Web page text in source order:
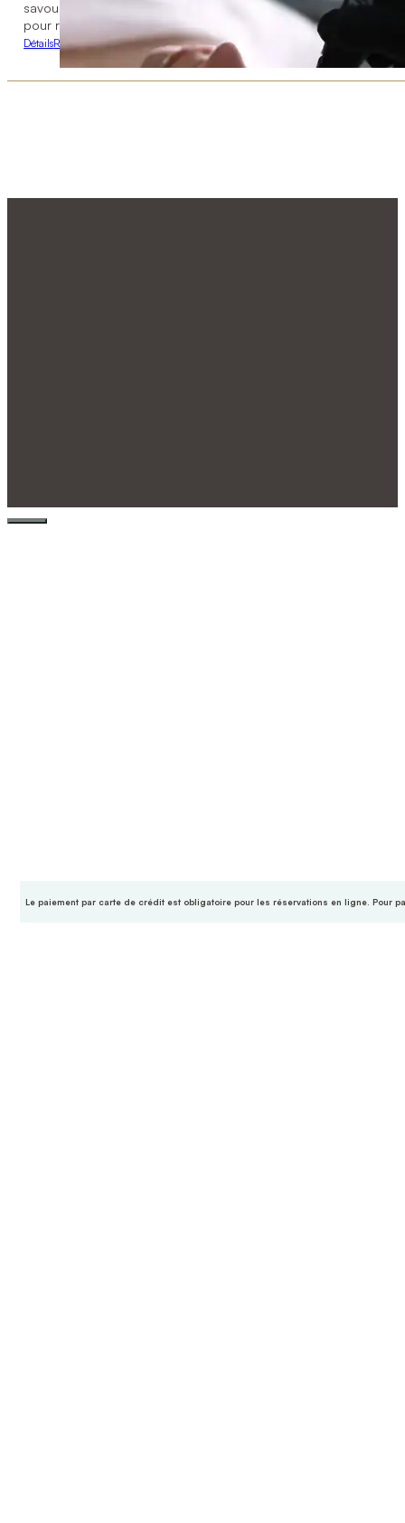
savourant un moment gourmand grâce à un crédit de 60 $ au
pour renaître en beauté.
DétailsRéserver
Le paiement par carte de crédit est obligatoire pour les réservations en ligne. Pour